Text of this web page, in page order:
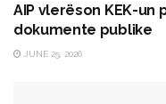
AIP vlerëson KEK-
dokumente publike
JUNE 25, 2026